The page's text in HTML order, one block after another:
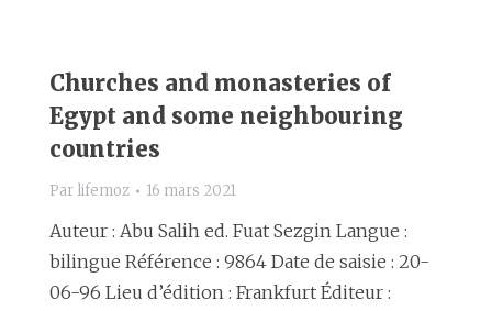
Churches and monasteries of
Egypt and some neighbouring
countries
Par lifemoz 16 mars 2021
Auteur : Abu Salih ed. Fuat Sezgin Langue :
bilingue Référence : 9864 Date de saisie : 20-
06-96 Lieu d’édition : Frankfurt Éditeur :